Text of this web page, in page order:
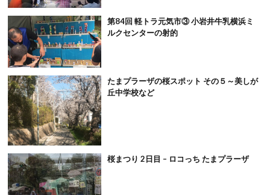
第84回 軽トラ元気市③ 小岩井牛乳横浜ミ
ルクセンターの射的
たまプラーザの桜スポット その５～美しが
丘中学校など
桜まつり 2日目 – ロコっち たまプラーザ